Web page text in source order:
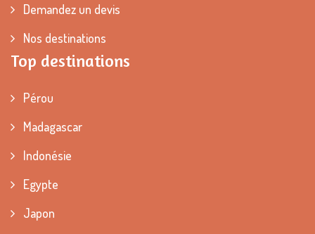
Demandez un devis
Nos destinations
Top destinations
Pérou
Madagascar
Indonésie
Egypte
Japon